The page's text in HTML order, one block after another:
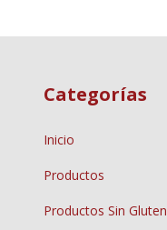
Categorías
Inicio
Productos
Productos Sin Gluten